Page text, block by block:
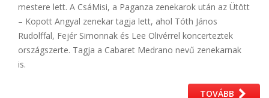
mestere lett. A CsáMisi, a Paganza zenekarok után az Ütött
– Kopott Angyal zenekar tagja lett, ahol Tóth János
Rudolffal, Fejér Simonnak és Lee Olivérrel koncerteztek
országszerte. Tagja a Cabaret Medrano nevű zenekarnak
is.
TOVÁBB